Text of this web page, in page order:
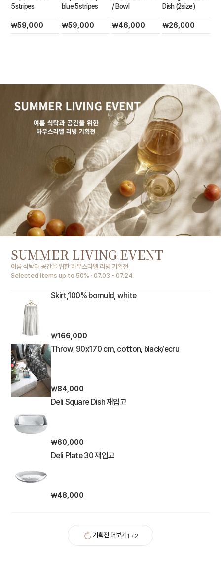
5stripes
￦59,000
blue 5stripes
￦59,000
/ Bowl
￦46,000
Dish (2size)
￦26,000
SUMMER LIVING EVENT
여름 식탁과 공간을 위한 하우스라벨 리빙 기획전
Selected items up to 50% · 07.03 - 07.24
Skirt,100% bomuld, white
￦166,000
Throw, 90x170 cm, cotton, black/ecru
￦84,000
Deli Square Dish 재입고
￦60,000
Deli Plate 30 재입고
￦48,000
기획전 더보기 1 /2